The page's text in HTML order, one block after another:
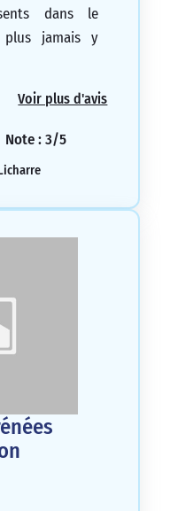
dans le
plus jamais y
Voir plus d'avis
Note : 3/5